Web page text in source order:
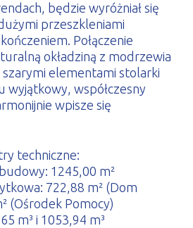
będzie wyróżniał się
przeszkleniami
Połączenie
okładziną z modrzewia
elementami stolarki
wyjątkowy, współczesny
wpisze się
techniczne:
1245,00 m²
722,88 m² (Dom
(Ośrodek Pomocy)
m³ i 1053,94 m³